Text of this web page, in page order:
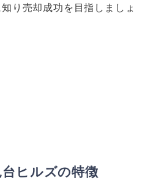
り売却成功を目指しましょ
ヒルズの特徴